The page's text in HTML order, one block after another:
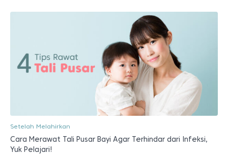
Setelah Melahirkan
Cara Merawat Tali Pusar Bayi Agar Terhindar dari Infeksi,
Yuk Pelajari!